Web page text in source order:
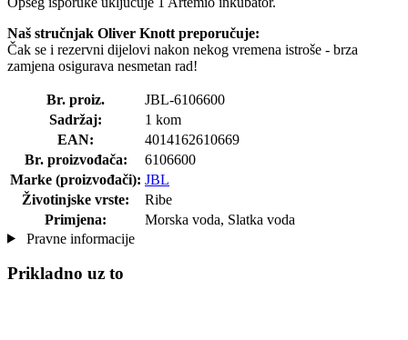
Naš stručnjak Oliver Knott preporučuje:
Čak se i rezervni dijelovi nakon nekog vremena istroše - brza
zamjena osigurava nesmetan rad!
Br. proiz.
JBL-6106600
Sadržaj:
1 kom
EAN:
4014162610669
Br. proizvođača:
6106600
Marke (proizvođači): JBL
Životinjske vrste:
Ribe
Primjena:
Morska voda, Slatka voda
Pravne informacije
Prikladno uz to